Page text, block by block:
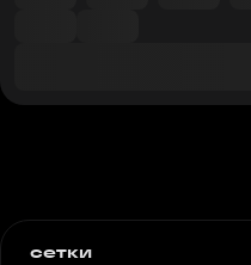
сетки